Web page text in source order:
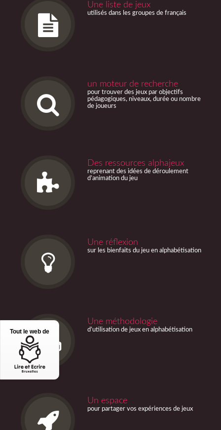
Une liste de jeux
utilisés dans les groupes de français
un moteur de recherche
pour trouver des jeux par objectifs
pédagogiques, niveaux, durée ou nombre
de joueurs
Des ressources alphajeux
reprenant des idées de déroulement
d’animation du jeu
Une réflexion
sur les bienfaits du jeu en alphabétisation
Une méthodologie
d’utilisation de jeux en alphabétisation
Un espace
pour partager vos expériences de jeux
Tout le web de